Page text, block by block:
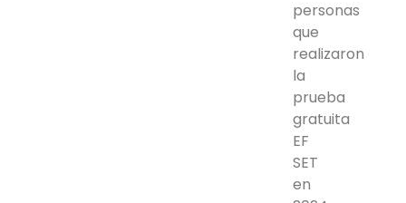
personas
que
realizaron
la
prueba
gratuita
EF
SET
en